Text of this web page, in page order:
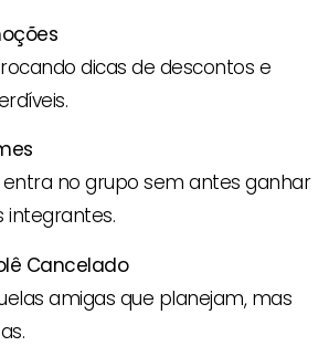
dicas de descontos e
no grupo sem antes ganhar
integrantes.
Cancelado
amigas que planejam, mas